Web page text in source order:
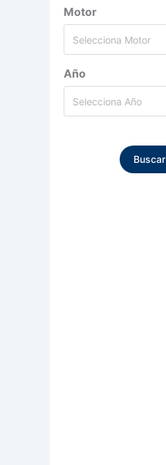
Motor
Año
Buscar